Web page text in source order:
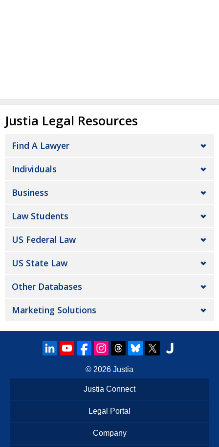
Justia Legal Resources
Find A Lawyer
Individuals
Business
Law Students
US Federal Law
US State Law
Other Databases
Marketing Solutions
© 2026 Justia
Justia Connect
Legal Portal
Company